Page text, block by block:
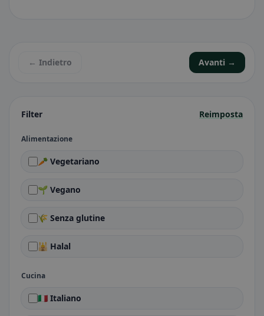
Filter Reimposta
Alimentazione
🥕 Vegetariano
🌱 Vegano
🌾 Senza glutine
🕌 Halal
Cucina
🇮🇹 Italiano
← Indietro Avanti →